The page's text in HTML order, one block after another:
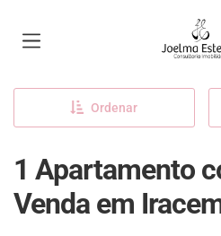
Página
Ordenar
1 Apartamento
Venda em